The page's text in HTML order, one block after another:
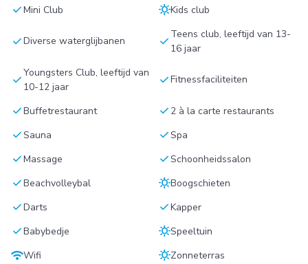
checkMini Club sunnyKids club
checkDiverse waterglijbanen check Teens club, leeftijd van 13-
16 jaar
checkYoungsters Club, leeftijd van
10-12 jaar
checkFitnessfaciliteiten
checkBuffetrestaurant check 2 à la carte restaurants
checkSauna checkSpa
checkMassage checkSchoonheidssalon
checkBeachvolleybal sunnyBoogschieten
checkDarts checkKapper
checkBabybedje sunnySpeeltuin
wifiWifi sunnyZonneterras